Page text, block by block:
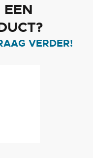
VERDER!